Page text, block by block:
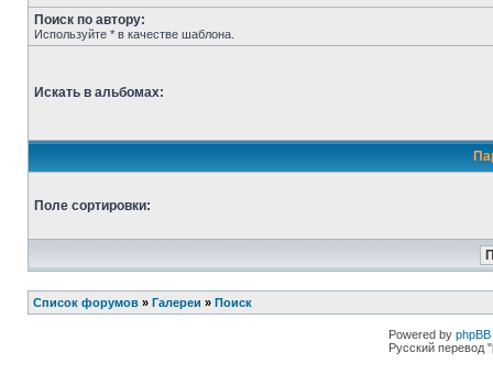
Поиск по автору:
Используйте * в качестве шаблона.
Искать в альбомах:
Поле сортировки:
Список форумов » Галереи » Поиск
Powered by
Русский перевод